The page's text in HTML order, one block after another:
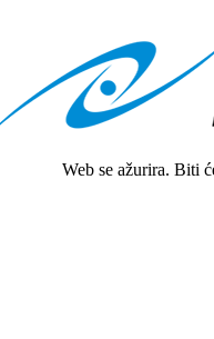
Web se ažurira. Biti